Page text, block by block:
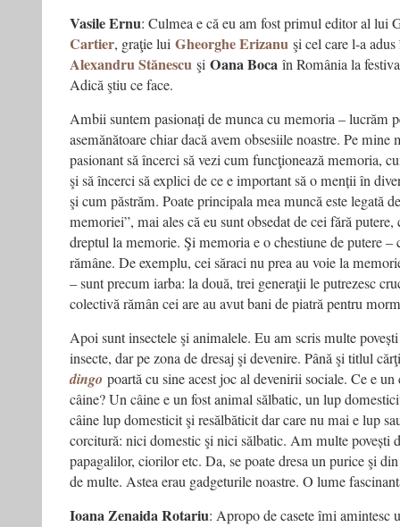
Vasile Ernu: Culmea e că eu am fost primul editor al lui
Cartier, graţie lui Gheorghe Erizanu şi cel care l-a
Alexandru Stănescu şi Oana Boca în România la
Adică ştiu ce face.
Ambii suntem pasionați de munca cu memoria – lucrăm
asemănătoare chiar dacă avem obsesiile noastre. Pe mine
pasionant să încerci să vezi cum funcţionează memoria,
şi să încerci să explici de ce e important să o menții în
şi cum păstrăm. Poate principala mea muncă este legată
memoriei”, mai ales că eu sunt obsedat de cei fără
dreptul la memorie. Şi memoria e o chestiune de putere –
rămâne. De exemplu, cei săraci nu prea au voie la
– sunt precum iarba: la două, trei generaţii le putrezesc
colectivă rămân cei are au avut bani de piatră pentru
Apoi sunt insectele şi animalele. Eu am scris multe
insecte, dar pe zona de dresaj şi devenire. Până şi titlul
dingo poartă cu sine acest joc al devenirii sociale. Ce e
câine? Un câine e un fost animal sălbatic, un lup
câine lup domesticit şi resălbăticit dar care nu mai e lup
corcitură: nici domestic şi nici sălbatic. Am multe povești
papagalilor, ciorilor etc. Da, se poate dresa un purice şi
de multe. Astea erau gadgeturile noastre. O lume
Ioana Zenaida Rotariu: Apropo de casete îmi amintesc